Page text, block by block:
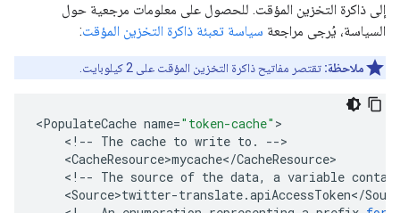
إلى ذاكرة التخزين المؤقت. للحصول على معلومات مرجعية حول
السياسة، يُرجى مراجعة سياسة تعبئة ذاكرة التخزين المؤقت:
ملاحظة: تقتصر مفاتيح ذاكرة التخزين المؤقت على 2 كيلوبايت.
<PopulateCache name="token-cache"
< !-- The cache to write to . --
<CacheResource>mycache</CacheResource
< !-- The source of the data, a variable
<Source>twitter-translate.apiAccessToken</